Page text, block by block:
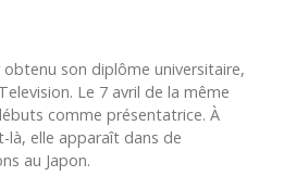
obtenu son diplôme universitaire,
Le 7 avril de la même
comme présentatrice. À
elle apparaît dans de
au Japon.